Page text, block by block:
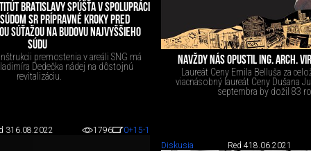
BRATISLAVY SPÚŠŤA V SPOLUPRÁCI
SR PRÍPRAVNÉ KROKY PRED
SÚŤAŽOU NA BUDOVU NAJVYŠŠIEHO
SÚDU
premostenia v areáli SNG má
Dedečka nádej na dôstojnú
revitalizáciu.
NAVŽDY NÁS OPUSTIL ING. ARCH.
Laureát Ceny Emila Belluša za
viacnásobný laureát Ceny Dušana
septembra by dožil 83
316.08.2022 1796 0+15-1
Diskusia Red 418.06.2021